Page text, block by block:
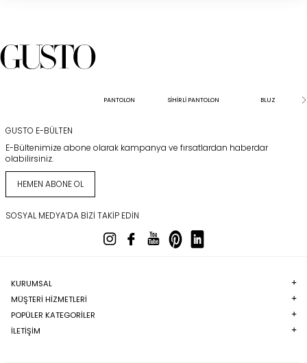
PANTOLON SİHİRLİ PANTOLON BLUZ
GUSTO E-BÜLTEN
E-Bültenimize abone olarak kampanya ve fırsatlardan haberdar
olabilirsiniz.
HEMEN ABONE OL
SOSYAL MEDYA’DA BIZI TAKIP EDIN
KURUMSAL
MÜŞTERI HIZMETLERI
POPÜLER KATEGORILER
İLETİŞİM